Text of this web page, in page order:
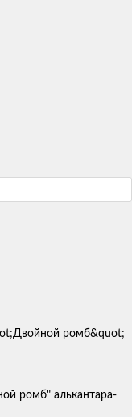
ромб" алькантара-